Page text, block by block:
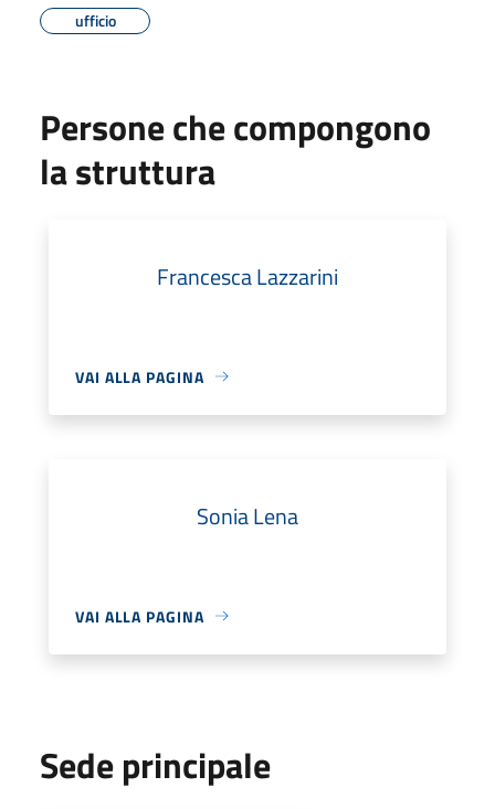
ufficio
Persone che compongono
la struttura
Francesca Lazzarini
VAI ALLA PAGINA
Sonia Lena
VAI ALLA PAGINA
Sede principale